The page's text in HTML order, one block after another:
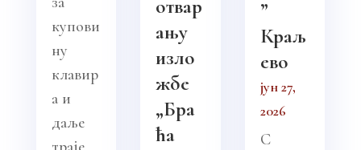
купови
ну
клавир
а и
даље
отвар
ању
изло
жбе
„Бра
ћа
”
Краљ
ево
јун 27,
2026
С